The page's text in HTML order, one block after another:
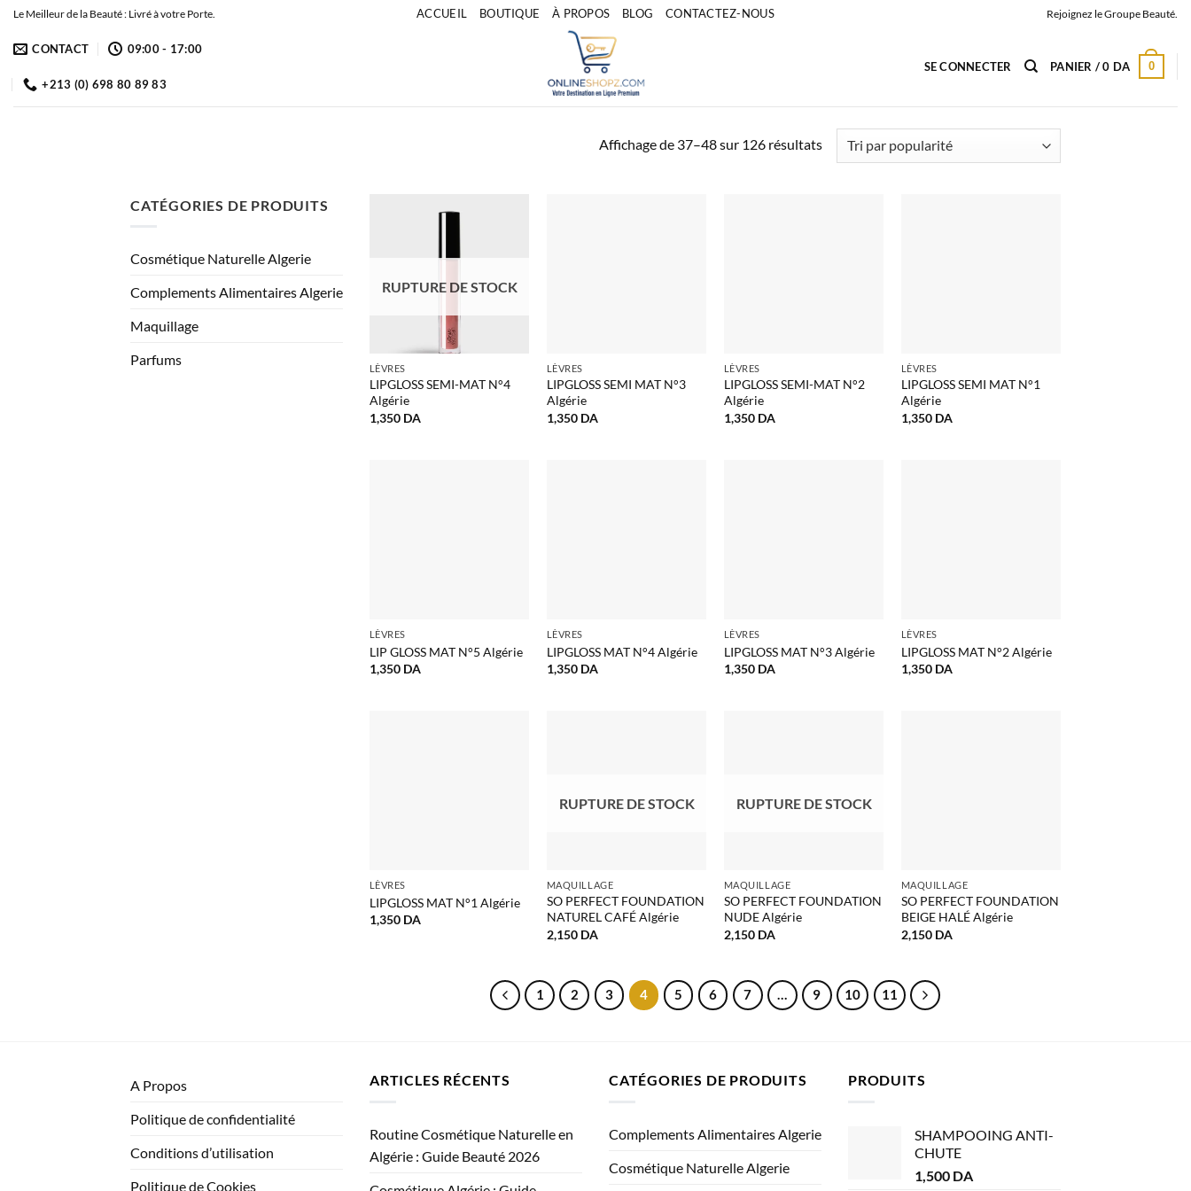
Passer
contenu
Le Meilleur de la Beauté : Livré à votre Porte. ACCUEIL BOUTIQUE À PROPOS BLOG CONTACTEZ-NOUS Rejoignez le Groupe Beauté.
CONTACT 09:00 - 17:00
+213 (0) 698 80 89 83
SE CONNECTER PANIER /0 DA 0
Affichage de 37–48 sur 126 résultatsTrié
par
CATÉGORIES DE PRODUITS
Cosmétique Naturelle Algerie
Complements Alimentaires Algerie
Maquillage
Parfums
RUPTURE DE STOCK
LÈVRES
LIPGLOSS SEMI-MAT N°4
Algérie
1,350 DA
LÈVRES
LIPGLOSS SEMI MAT N°3
Algérie
1,350 DA
LÈVRES
LIPGLOSS SEMI-MAT N°2
Algérie
1,350 DA
LÈVRES
LIPGLOSS SEMI MAT N°1
Algérie
1,350 DA
LÈVRES
LIP GLOSS MAT N°5 Algérie
1,350 DA
LÈVRES
LIPGLOSS MAT N°4 Algérie
1,350 DA
LÈVRES
LIPGLOSS MAT N°3 Algérie
1,350 DA
LÈVRES
LIPGLOSS MAT N°2 Algérie
1,350 DA
LÈVRES
LIPGLOSS MAT N°1 Algérie
1,350 DA
RUPTURE DE STOCK
MAQUILLAGE
SO PERFECT FOUNDATION
NATUREL CAFÉ Algérie
2,150 DA
RUPTURE DE STOCK
MAQUILLAGE
SO PERFECT FOUNDATION
NUDE Algérie
2,150 DA
MAQUILLAGE
SO PERFECT FOUNDATION
BEIGE HALÉ Algérie
2,150 DA
1 2 3 4 5 6 7 … 9 10 11
A Propos
Politique de confidentialité
Conditions d’utilisation
Politique de Cookies
ARTICLES RÉCENTS
Routine Cosmétique Naturelle en
Algérie : Guide Beauté 2026
CATÉGORIES DE PRODUITS
Complements Alimentaires Algerie
Cosmétique Naturelle Algerie
PRODUITS
SHAMPOOING ANTI-
CHUTE
1,500 DA